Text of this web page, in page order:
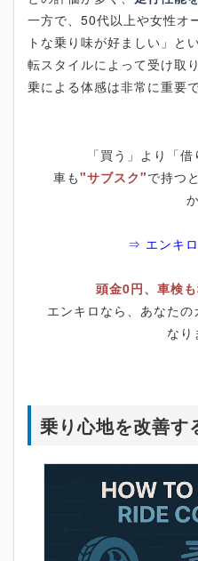
一方で、50代以上や女性オ
トな乗り味が好ましい」と
転スタイルによって受け取
乗による体感は非常に重要で
「買う」より「
車も"サブスク"で持つ
⇒ エンキ
頭金0円、車検も
エンキロなら、あなた
なり
乗り心地を改善す